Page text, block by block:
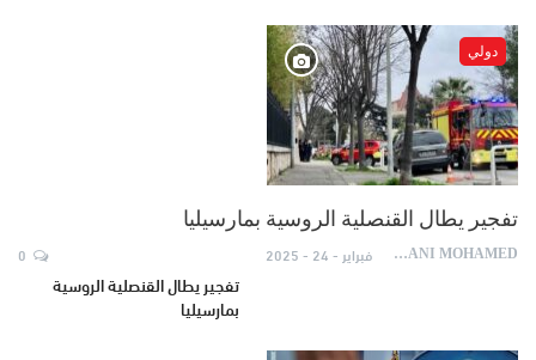
دولي
تفجير يطال القنصلية الروسية بمارسيليا
AYDANI MOHAMED فبراير - 24 - 2025
تفجير يطال القنصلية الروسية
بمارسيليا